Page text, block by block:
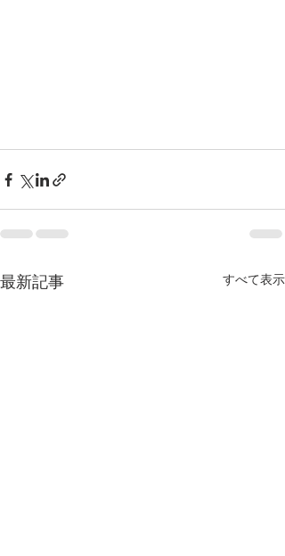
最新記事 すべて表示